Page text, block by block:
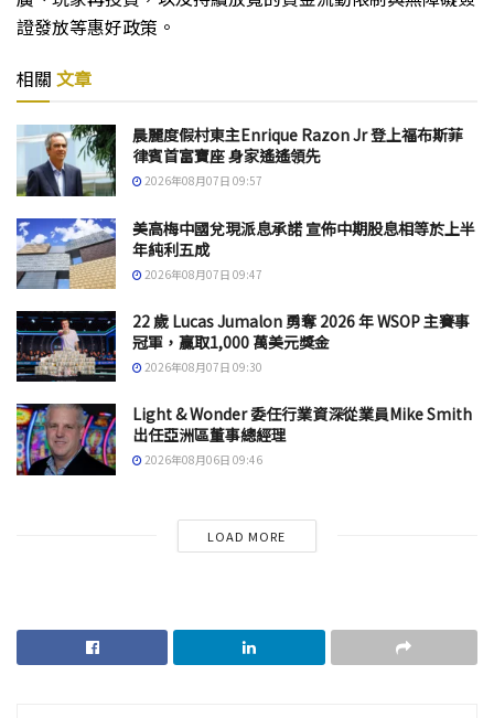
證發放等惠好政策。
相關 文章
晨麗度假村東主Enrique Razon Jr 登上福布斯菲
律賓首富寶座 身家遙遙領先
2026年08月07日 09:57
美高梅中國兌現派息承諾 宣佈中期股息相等於上半
年純利五成
2026年08月07日 09:47
22 歲 Lucas Jumalon 勇奪 2026 年 WSOP 主賽事
冠軍，贏取1,000 萬美元獎金
2026年08月07日 09:30
Light & Wonder 委任行業資深從業員Mike Smith
出任亞洲區董事總經理
2026年08月06日 09:46
LOAD MORE